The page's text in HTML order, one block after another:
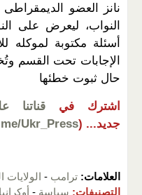
نانز العضو
النواب، ليعرض على
أسئلة مكتوبة لموكله
الإجابات تحت القسم
حال ثبوت خطئها
اشترك في قناتنا
جديد... (
Ukr_Press
العلامات: ترامب - الولايات
التصنيفات: سياسة -